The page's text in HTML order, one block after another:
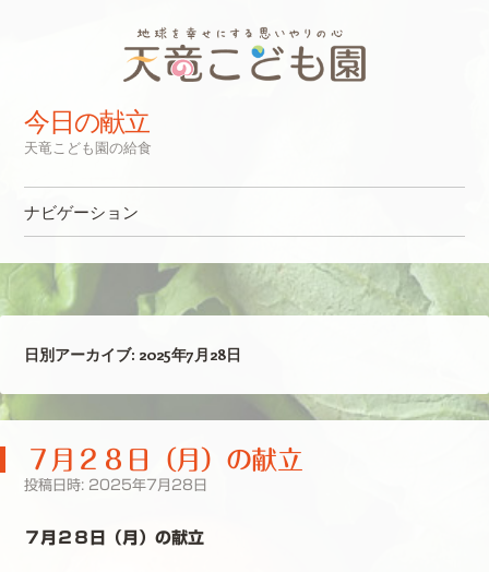
今日の献立
天竜こども園の給食
ナビゲーション
日別アーカイブ: 2025年7月28日
７月２８日（月）の献立
投稿日時: 2025年7月28日
７月２８日（月）の献立